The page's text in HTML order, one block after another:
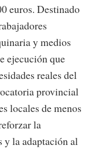
euros. Destinado
y medios
ejecución que
reales del
provincial
locales de menos
la
y la adaptación al